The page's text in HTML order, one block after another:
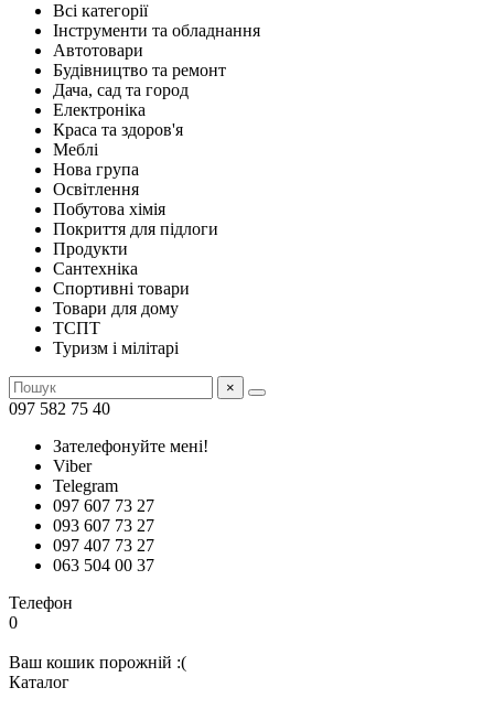
Всі категорії
Інструменти та обладнання
Автотовари
Будівництво та ремонт
Дача, сад та город
Електроніка
Краса та здоров'я
Меблі
Нова група
Освітлення
Побутова хімія
Покриття для підлоги
Продукти
Сантехніка
Спортивні товари
Товари для дому
ТСПТ
Туризм і мілітарі
×
097 582 75 40
Зателефонуйте мені!
Viber
Telegram
097 607 73 27
093 607 73 27
097 407 73 27
063 504 00 37
Телефон
0
Ваш кошик порожній :(
Каталог